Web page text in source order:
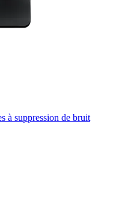
à suppression de bruit